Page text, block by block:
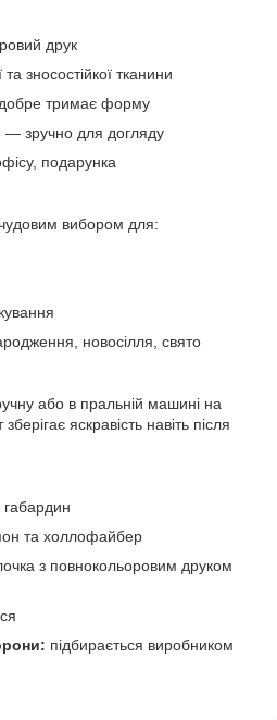
друк
зносостійкої тканини
тримає форму
— зручно для догляду
подарунка
вибором для:
новосілля, свято
або в пральній машині на
яскравість навіть після
габардин
та холлофайбер
з повнокольоровим друком
підбирається виробником